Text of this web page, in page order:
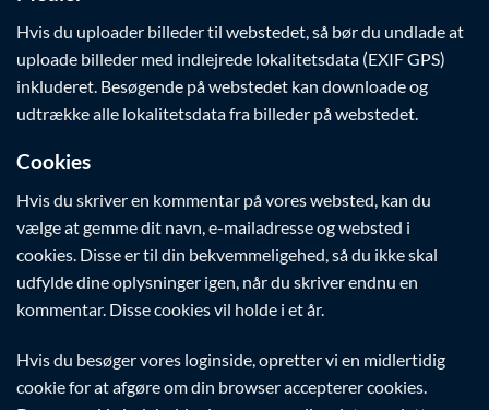
Hvis du uploader billeder til webstedet, så bør du undlade at
uploade billeder med indlejrede lokalitetsdata (EXIF GPS)
inkluderet. Besøgende på webstedet kan downloade og
udtrække alle lokalitetsdata fra billeder på webstedet.
Cookies
Hvis du skriver en kommentar på vores websted, kan du
vælge at gemme dit navn, e-mailadresse og websted i
cookies. Disse er til din bekvemmeligehed, så du ikke skal
udfylde dine oplysninger igen, når du skriver endnu en
kommentar. Disse cookies vil holde i et år.
Hvis du besøger vores loginside, opretter vi en midlertidig
cookie for at afgøre om din browser accepterer cookies.